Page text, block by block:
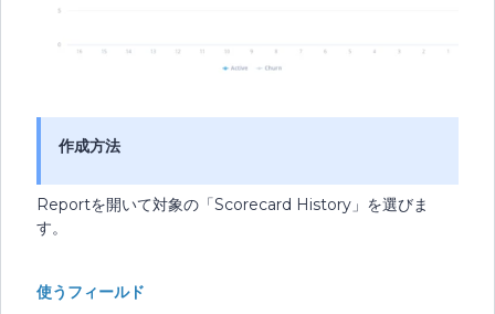
作成方法
Reportを開いて対象の「Scorecard History」を選びま
す。
使うフィールド